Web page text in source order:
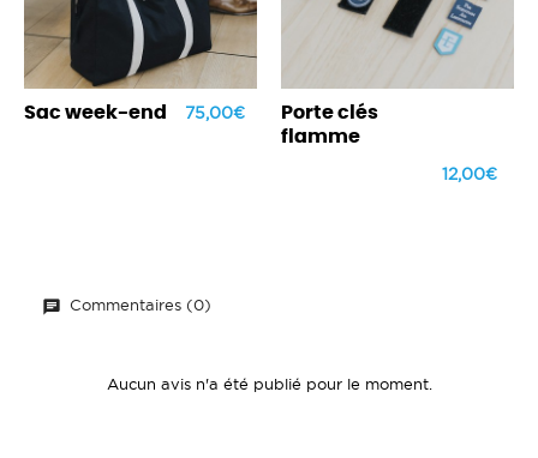
Sac week-end 75,00 €
Porte clés
flamme
12,00 €
Commentaires (0)
Aucun avis n'a été publié pour le moment.